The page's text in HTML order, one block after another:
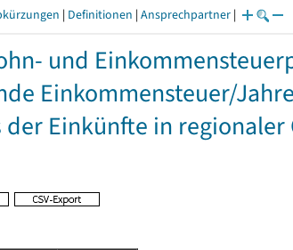
| Definitionen | Ansprechpartner |
und
Einkommensteuer/
der Einkünfte in